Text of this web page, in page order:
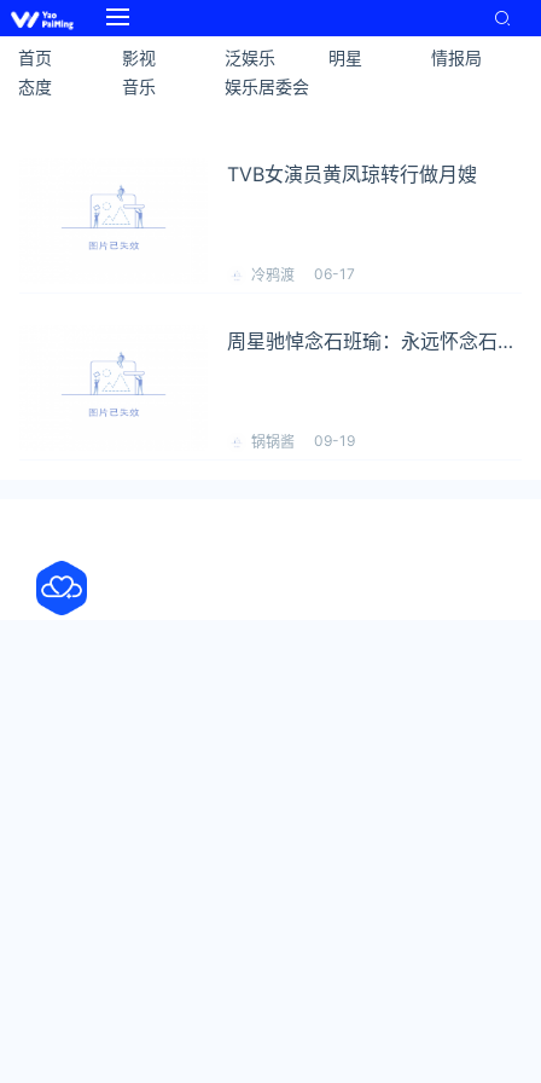
首页 影视 泛娱乐 明星
情报局
态度
音乐 娱乐居委会
TVB女演员黄凤琼转行做月嫂
冷鸦渡 06-17
周星驰悼念石班瑜：永远怀念石班
锅锅酱 09-19